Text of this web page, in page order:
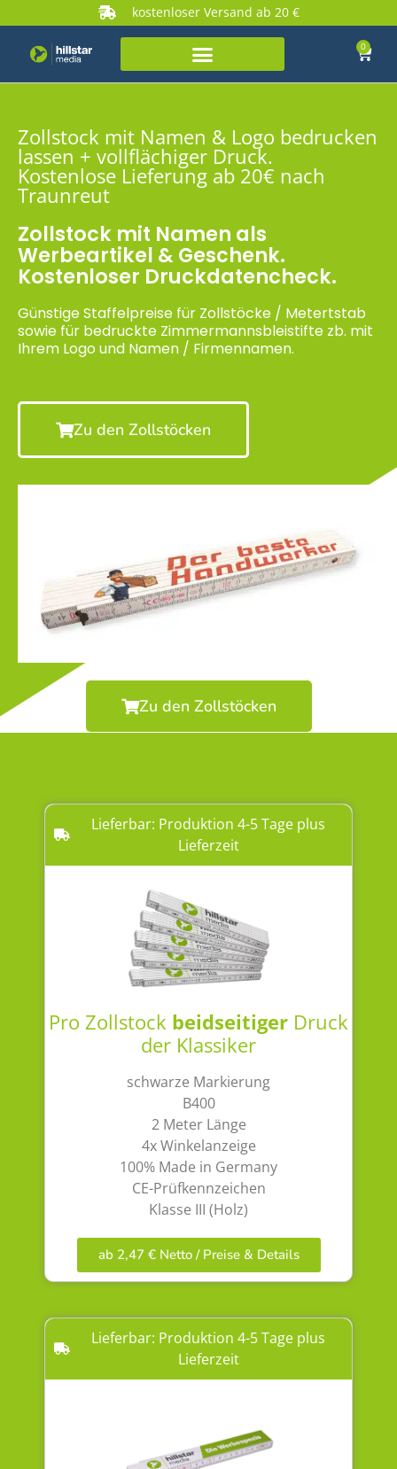
kostenloser Versand ab 20 €
0
Zollstock mit Namen & Logo bedrucken
lassen + vollflächiger Druck.
Kostenlose Lieferung ab 20€ nach
Traunreut
Zollstock mit Namen als
Werbeartikel & Geschenk.
Kostenloser Druckdatencheck.
Günstige Staffelpreise für Zollstöcke / Metertstab
sowie für bedruckte Zimmermannsbleistifte zb. mit
Ihrem Logo und Namen / Firmennamen.
Zu den Zollstöcken
Zu den Zollstöcken
Lieferbar: Produktion 4-5 Tage plus
Lieferzeit
Pro Zollstock beidseitiger Druck
der Klassiker
schwarze Markierung
B400
2 Meter Länge
4x Winkelanzeige
100% Made in Germany
CE-Prüfkennzeichen
Klasse III (Holz)
ab 2,47 € Netto / Preise & Details
Lieferbar: Produktion 4-5 Tage plus
Lieferzeit